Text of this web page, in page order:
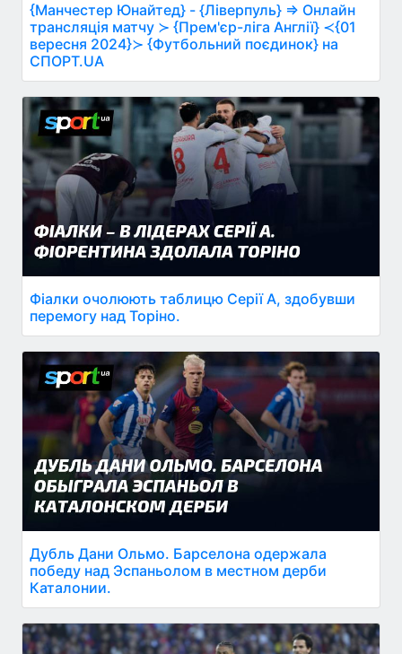
{Манчестер Юнайтед} - {Ліверпуль} ⇒ Онлайн
трансляція матчу ≻ {Прем'єр-ліга Англії} ≺{01
вересня 2024}≻ {Футбольний поєдинок} на
СПОРТ.UA
Фіалки очолюють таблицю Серії А, здобувши
перемогу над Торіно.
Дубль Дани Ольмо. Барселона одержала
победу над Эспаньолом в местном дерби
Каталонии.